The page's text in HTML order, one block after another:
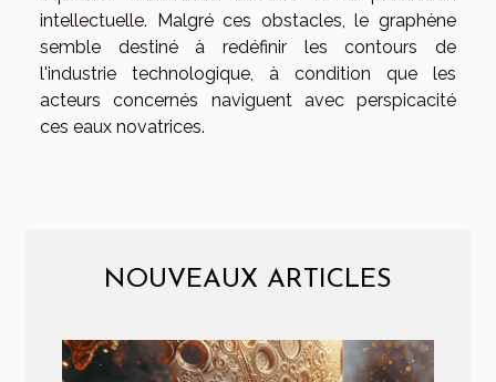
intellectuelle. Malgré ces obstacles, le graphène
semble destiné à redéfinir les contours de
l'industrie technologique, à condition que les
acteurs concernés naviguent avec perspicacité
ces eaux novatrices.
NOUVEAUX ARTICLES